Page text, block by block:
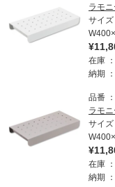
ラモ
サイズ
在庫
納期
品番
ラモ
サイズ
在庫
納期